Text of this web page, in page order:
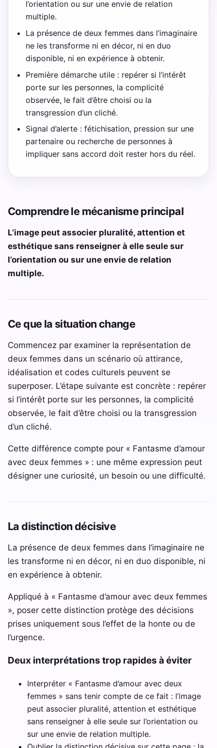
l’orientation ou sur une envie de relation
multiple.
La présence de deux femmes dans l’imaginaire
ne les transforme ni en décor, ni en duo
disponible, ni en expérience à obtenir.
Première démarche utile : repérer si l’intérêt
porte sur les personnes, la complicité
observée, le fait d’être choisi ou la
transgression d’un cliché.
Signal d’alerte : fétichisation, pression sur une
partenaire ou recherche de personnes à
impliquer sans accord doit rester hors du réel.
Comprendre le mécanisme principal
L’image peut associer pluralité, attention et
esthétique sans renseigner à elle seule sur
l’orientation ou sur une envie de relation
multiple.
Ce que la situation change
Commencez par examiner la représentation de
deux femmes dans un scénario où attirance,
idéalisation et codes culturels peuvent se
superposer. L’étape suivante est concrète : repérer
si l’intérêt porte sur les personnes, la complicité
observée, le fait d’être choisi ou la transgression
d’un cliché.
Cette différence compte pour « Fantasme d’amour
avec deux femmes » : une même expression peut
désigner une curiosité, un besoin ou une difficulté.
La distinction décisive
La présence de deux femmes dans l’imaginaire ne
les transforme ni en décor, ni en duo disponible, ni
en expérience à obtenir.
Appliqué à « Fantasme d’amour avec deux femmes
», poser cette distinction protège des décisions
prises uniquement sous l’effet de la honte ou de
l’urgence.
Deux interprétations trop rapides à éviter
Interpréter « Fantasme d’amour avec deux
femmes » sans tenir compte de ce fait : l’image
peut associer pluralité, attention et esthétique
sans renseigner à elle seule sur l’orientation ou
sur une envie de relation multiple.